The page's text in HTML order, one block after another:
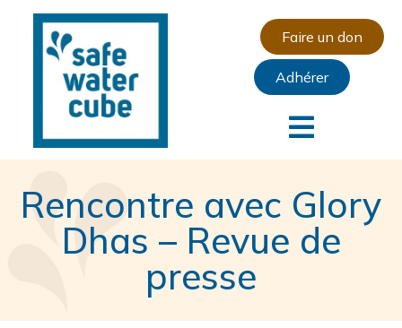
Faire un don
Adhérer
Rencontre avec Glory
Dhas – Revue de
presse